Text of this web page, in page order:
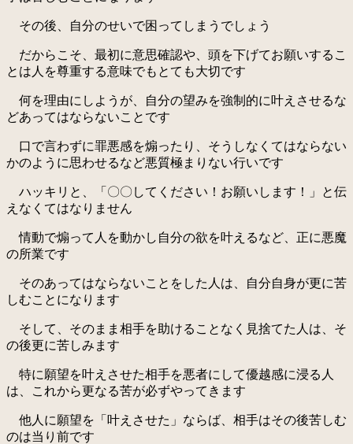
その後、自分のせいで困ってしまうでしょう
だからこそ、最初に意思確認や、頭を下げてお願いするこ
とは人を尊重する意味でもとても大切です
何を理由にしようが、自分の望みを強制的に叶えさせるな
どあってはならないことです
口で言わずに罪悪感を煽ったり、そうしなくてはならない
かのように思わせるなど悪質極まりない行いです
ハッキリと、「〇〇してください！お願いします！」と伝
えなくてはなりません
情動で煽って人を動かし自分の欲を叶えるなど、正に悪魔
の所業です
そのあってはならないことをした人は、自分自身が更に苦
しむことになります
そして、そのまま相手を助けることなく見捨てた人は、そ
の後更に苦しみます
特に願望を叶えさせた相手を悪者にして優越感に浸る人
は、これから更なる苦が必ずやってきます
他人に願望を「叶えさせた」ならば、相手はその後苦しむ
のは当り前です